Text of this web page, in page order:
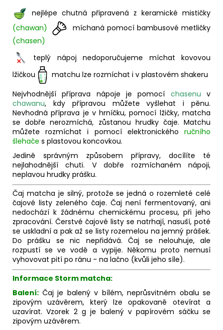
nejlépe chutná připravená z keramické mističky
(chawan)
míchaná pomocí bambusové metličky
(chasen)
teplý nápoj nedoporučujeme míchat kovovou
lžičkou
matchu lze rozmíchat i v plastovém shakeru
Nejvhodnější příprava nápoje je pomocí chasenu v
chawanu, kdy přípravou můžete vyšlehat i pěnu.
Nevhodná příprava je v hrníčku, pomocí lžičky, matcha
se dobře nerozmíchá, zůstanou hrudky čaje. Matchu
můžete rozmíchat i pomocí elektronického ručního
šlehače s plastovou koncovkou.
Jedině správným způsobem přípravy, docílíte té
nejlahodnější chuti. V dobře rozmíchaném nápoji,
neplavou hrudky prášku.
Čaj matcha je silný, protože se jedná o rozemleté celé
čajové listy zeleného čaje. Čaj není fermentovaný, ani
nedochází k žádnému chemickému procesu, při jeho
zpracování. Čerstvé čajové listy se natrhají, nasuší, poté
se uskladní a pak až se listy rozemelou na jemný prášek.
Do prášku se nic nepřidává. Čaj se nelouhuje, ale
rozpustí se ve vodě a vypije. Někomu proto nemusí
vyhovovat pití po ránu - na lačno (kvůli jeho síle).
Informace Storm matcha:
Balení: Čaj je balený v bílém, neprůsvitném obalu se
zipovým uzávěrem, který lze opakovaně otevírat a
uzavírat. Vzorek 2 g je balený v papírovém sáčku se
zipovým uzávěrem.